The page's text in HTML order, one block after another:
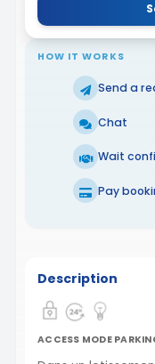
HOW IT WORKS
Send a
Chat
Wait
Pay
Description
ACCESS MODE